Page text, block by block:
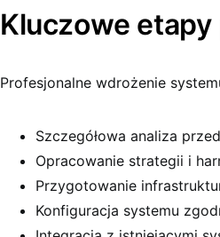
Kluczowe
Profesjonalne wdrożenie
Szczegółowa analiza
Opracowanie strategii i
Przygotowanie
Konfiguracja systemu